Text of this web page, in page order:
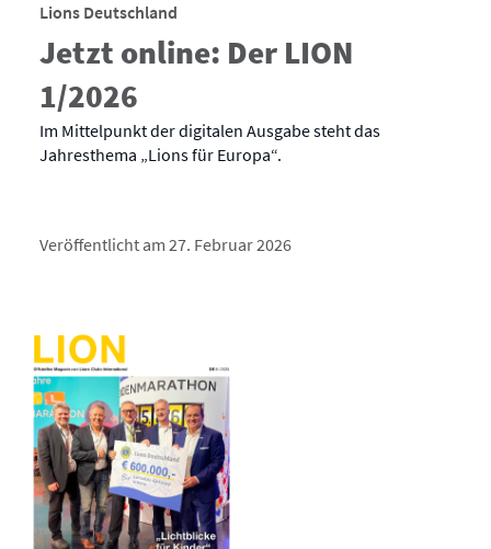
Lions Deutschland
Jetzt online: Der LION
1/2026
Im Mittelpunkt der digitalen Ausgabe steht das
Jahresthema „Lions für Europa“.
Veröffentlicht am 27. Februar 2026